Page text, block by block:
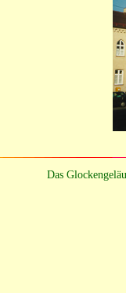
Das